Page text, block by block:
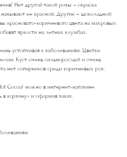
Нет другой такой розы – окраска
ее красной. Другие – шоколадной
красновато-коричневого цвета на махровых
яркости на летних клумбах.
устойчивая к заболеваниям. Цветки
Куст очень сильнорослый и очень
нет соперников среди коричневых роз.
Cocoa) можно в интернет-магазине
в корзину» и оформив заказ.